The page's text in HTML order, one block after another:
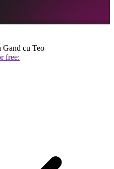
Gand cu Teo
free: